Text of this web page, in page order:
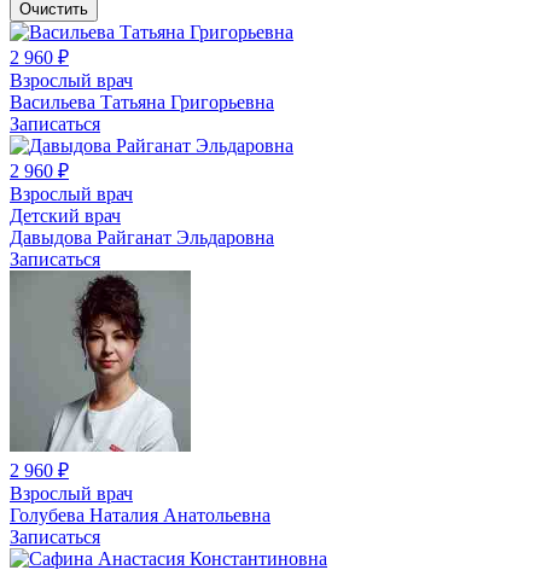
Очистить
2 960 ₽
Взрослый врач
Васильева Татьяна Григорьевна
Записаться
2 960 ₽
Взрослый врач
Детский врач
Давыдова Райганат Эльдаровна
Записаться
2 960 ₽
Взрослый врач
Голубева Наталия Анатольевна
Записаться